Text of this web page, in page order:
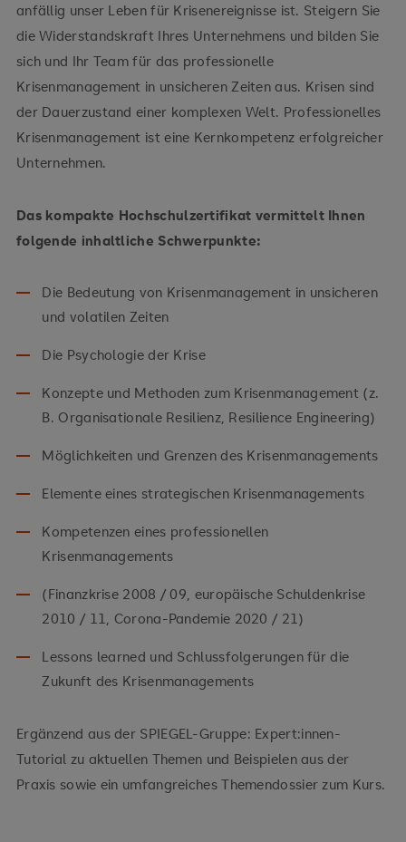
anfällig unser Leben für Krisenereignisse ist. Steigern Sie
die Widerstandskraft Ihres Unternehmens und bilden Sie
sich und Ihr Team für das professionelle
Krisenmanagement in unsicheren Zeiten aus. Krisen sind
der Dauerzustand einer komplexen Welt. Professionelles
Krisenmanagement ist eine Kernkompetenz erfolgreicher
Unternehmen.
Das kompakte Hochschulzertifikat vermittelt Ihnen
folgende inhaltliche Schwerpunkte:
Die Bedeutung von Krisenmanagement in unsicheren
und volatilen Zeiten
Die Psychologie der Krise
Konzepte und Methoden zum Krisenmanagement (z.
B. Organisationale Resilienz, Resilience Engineering)
Möglichkeiten und Grenzen des Krisenmanagements
Elemente eines strategischen Krisenmanagements
Kompetenzen eines professionellen
Krisenmanagements
(Finanzkrise 2008 / 09, europäische Schuldenkrise
2010 / 11, Corona-Pandemie 2020 / 21)
Lessons learned und Schlussfolgerungen für die
Zukunft des Krisenmanagements
Ergänzend aus der SPIEGEL-Gruppe: Expert:innen-
Tutorial zu aktuellen Themen und Beispielen aus der
Praxis sowie ein umfangreiches Themendossier zum Kurs.